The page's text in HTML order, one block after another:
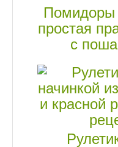
Помидоры
простая
с